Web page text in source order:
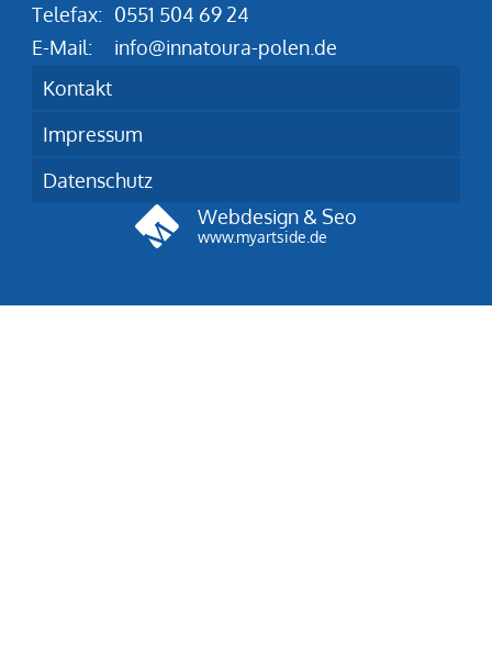
Telefax: 0551 504 69 24
E-Mail:
info@innatoura-polen.de
Kontakt
Impressum
Datenschutz
Webdesign & Seo
www.myartside.de